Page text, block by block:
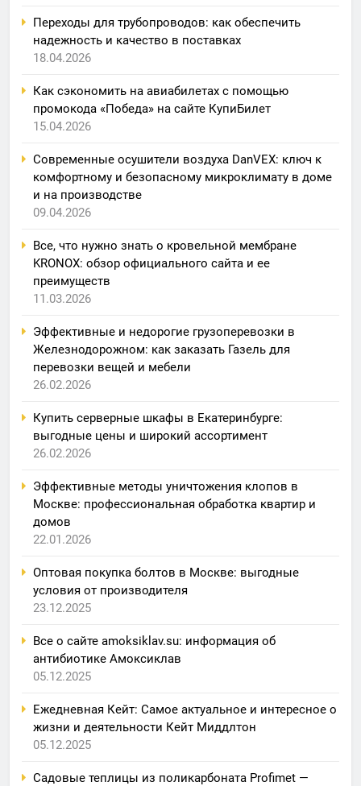
Переходы для трубопроводов: как обеспечить
надежность и качество в поставках
18.04.2026
Как сэкономить на авиабилетах с помощью
промокода «Победа» на сайте КупиБилет
15.04.2026
Современные осушители воздуха DanVEX: ключ к
комфортному и безопасному микроклимату в доме
и на производстве
09.04.2026
Все, что нужно знать о кровельной мембране
KRONOX: обзор официального сайта и ее
преимуществ
11.03.2026
Эффективные и недорогие грузоперевозки в
Железнодорожном: как заказать Газель для
перевозки вещей и мебели
26.02.2026
Купить серверные шкафы в Екатеринбурге:
выгодные цены и широкий ассортимент
26.02.2026
Эффективные методы уничтожения клопов в
Москве: профессиональная обработка квартир и
домов
22.01.2026
Оптовая покупка болтов в Москве: выгодные
условия от производителя
23.12.2025
Все о сайте amoksiklav.su: информация об
антибиотике Амоксиклав
05.12.2025
Ежедневная Кейт: Самое актуальное и интересное о
жизни и деятельности Кейт Миддлтон
05.12.2025
Садовые теплицы из поликарбоната Profimet —